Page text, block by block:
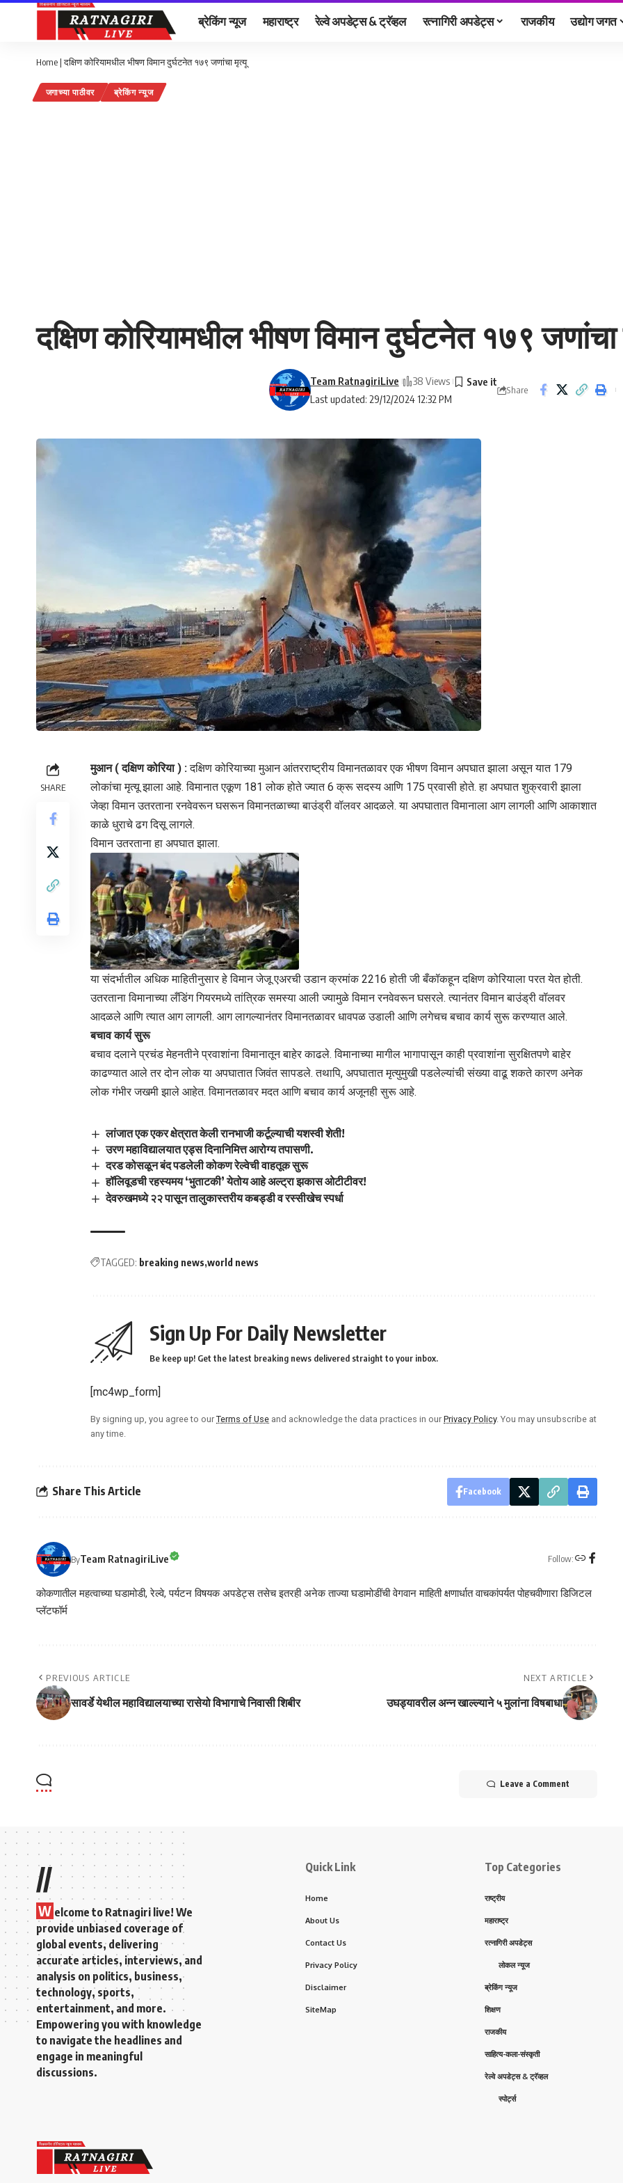
ब्रेकिंग न्यूज महाराष्ट्र रेल्वे अपडेट्स & ट्रॅव्हल रत्नागिरी अपडेट्स राजकीय उद्योग जगत
Home |दक्षिण कोरियामधील भीषण विमान दुर्घटनेत १७९ जणांचा मृत्यू
जगाच्या पाठीवर ब्रेकिंग न्यूज
दक्षिण कोरियामधील भीषण विमान दुर्घटनेत १७९
Last updated: 29/12/2024 12:32 PM
Team RatnagiriLive 38 Views
Share
SHARE
मुआन ( दक्षिण कोरिया ) :दक्षिण कोरियाच्या मुआन आंतरराष्ट्रीय विमानतळावर एक भीषण विमान अपघात झाला असून यात 179
लोकांचा मृत्यू झाला आहे. विमानात एकूण 181 लोक होते ज्यात 6 क्रू सदस्य आणि 175 प्रवासी होते. हा अपघात शुक्रवारी झाला
जेव्हा विमान उतरताना रनवेवरून घसरून विमानतळाच्या बाउंड्री वॉलवर आदळले. या अपघातात विमानाला आग लागली आणि आकाशात
काळे धुराचे ढग दिसू लागले.
विमान उतरताना हा अपघात झाला.
या संदर्भातील अधिक माहितीनुसार हे विमान जेजू एअरची उडान क्रमांक 2216 होती जी बँकॉकहून दक्षिण कोरियाला परत येत होती.
उतरताना विमानाच्या लँडिंग गियरमध्ये तांत्रिक समस्या आली ज्यामुळे विमान रनवेवरून घसरले. त्यानंतर विमान बाउंड्री वॉलवर
आदळले आणि त्यात आग लागली. आग लागल्यानंतर विमानतळावर धावपळ उडाली आणि लगेचच बचाव कार्य सुरू करण्यात आले.
बचाव कार्य सुरू
बचाव दलाने प्रचंड मेहनतीने प्रवाशांना विमानातून बाहेर काढले. विमानाच्या मागील भागापासून काही प्रवाशांना सुरक्षितपणे बाहेर
काढण्यात आले तर दोन लोक या अपघातात जिवंत सापडले. तथापि, अपघातात मृत्युमुखी पडलेल्यांची संख्या वाढू शकते कारण अनेक
लोक गंभीर जखमी झाले आहेत. विमानतळावर मदत आणि बचाव कार्य अजूनही सुरू आहे.
लांजात एक एकर क्षेत्रात केली रानभाजी कर्टूल्याची यशस्वी शेती!
उरण महाविद्यालयात एड्स दिनानिमित्त आरोग्य तपासणी.
दरड कोसळून बंद पडलेली कोकण रेल्वेची वाहतूक सुरू
हॉलिवूडची रहस्यमय ‘भुताटकी’ येतोय आहे अल्ट्रा झकास ओटीटीवर!
देवरुखमध्ये २२ पासून तालुकास्तरीय कबड्डी व रस्सीखेच स्पर्धा
TAGGED: breaking news world news
Sign Up For Daily Newsletter
Be keep up! Get the latest breaking news delivered straight to your inbox.
[mc4wp_form]
By signing up, you agree to our Terms of Use and acknowledge the data practices in our Privacy Policy. You may unsubscribe at
any time.
Share This Article Facebook
ByTeam RatnagiriLive Follow:
कोकणातील महत्वाच्या घडामोडी, रेल्वे, पर्यटन विषयक अपडेट्स तसेच इतरही अनेक ताज्या घडामोडींची वेगवान माहिती क्षणार्धात वाचकांपर्यत पोहचवीणारा डिजिटल
प्लॅटफॉर्म
PREVIOUS ARTICLE
सावर्डे येथील महाविद्यालयाच्या रासेयो विभागाचे निवासी शिबीर
NEXT ARTICLE
उघड्यावरील अन्न खाल्ल्याने ५ मुलांना विषबाधा
Leave a Comment
//
W elcome to Ratnagiri live! We
provide unbiased coverage of
global events, delivering
accurate articles, interviews, and
analysis on politics, business,
technology, sports,
entertainment, and more.
Empowering you with knowledge
to navigate the headlines and
engage in meaningful
discussions.
Quick Link
Home
About Us
Contact Us
Privacy Policy
Disclaimer
SiteMap
Top Categories
राष्ट्रीय
महाराष्ट्र
रत्नागिरी अपडेट्स
लोकल न्यूज
ब्रेकिंग न्यूज
शिक्षण
राजकीय
साहित्य-कला-संस्कृती
रेल्वे अपडेट्स & ट्रॅव्हल
स्पोर्ट्स